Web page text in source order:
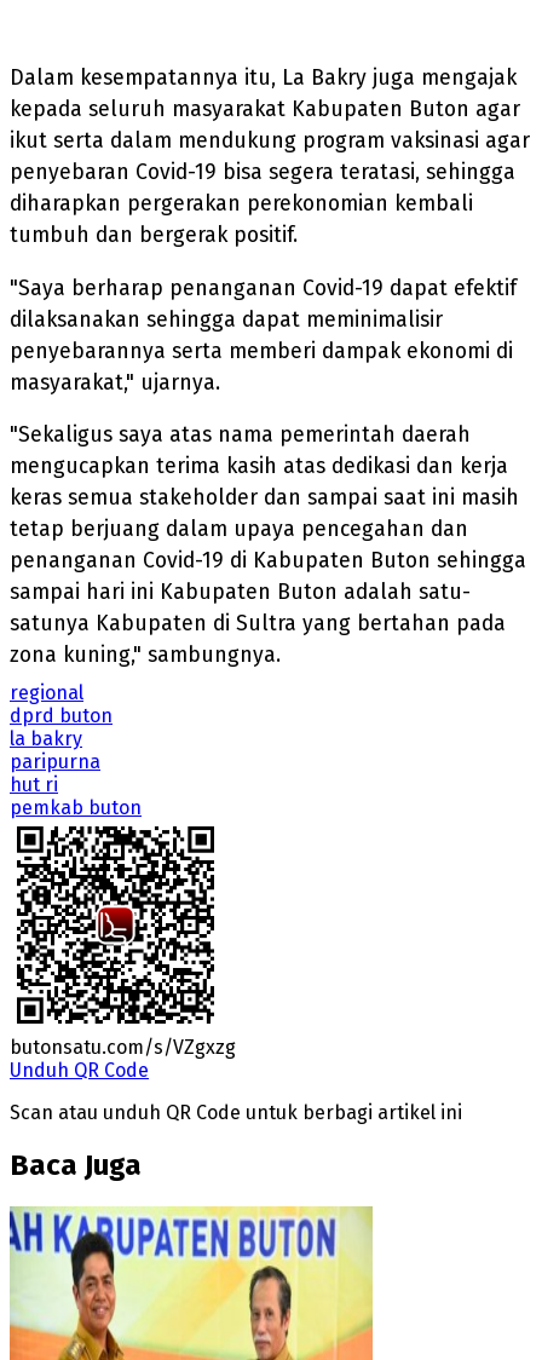
Dalam kesempatannya itu, La Bakry juga mengajak
kepada seluruh masyarakat Kabupaten Buton agar
ikut serta dalam mendukung program vaksinasi agar
penyebaran Covid-19 bisa segera teratasi, sehingga
diharapkan pergerakan perekonomian kembali
tumbuh dan bergerak positif.
"Saya berharap penanganan Covid-19 dapat efektif
dilaksanakan sehingga dapat meminimalisir
penyebarannya serta memberi dampak ekonomi di
masyarakat," ujarnya.
"Sekaligus saya atas nama pemerintah daerah
mengucapkan terima kasih atas dedikasi dan kerja
keras semua stakeholder dan sampai saat ini masih
tetap berjuang dalam upaya pencegahan dan
penanganan Covid-19 di Kabupaten Buton sehingga
sampai hari ini Kabupaten Buton adalah satu-
satunya Kabupaten di Sultra yang bertahan pada
zona kuning," sambungnya.
regional
dprd buton
la bakry
paripurna
hut ri
pemkab buton
butonsatu.com/s/VZgxzg
Unduh QR Code
Scan atau unduh QR Code untuk berbagi artikel ini
Baca Juga